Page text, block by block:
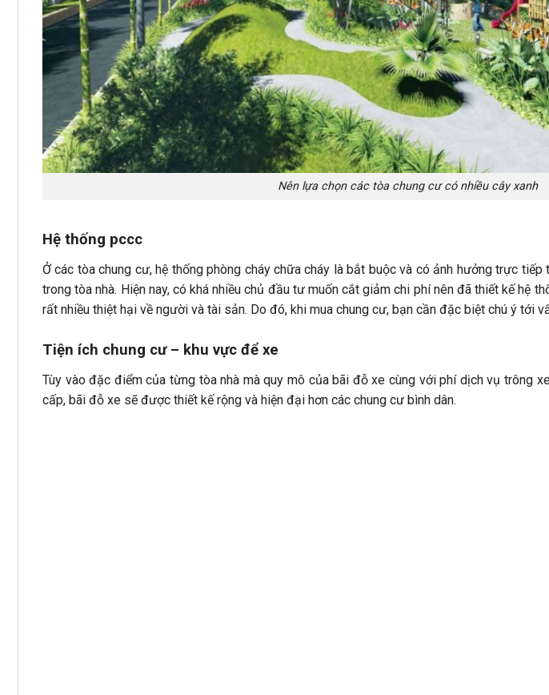
Nên lựa chọn các tòa chung cư có nhiều cây xanh
Hệ thống pccc
Ở các tòa chung cư, hệ thống phòng cháy chữa cháy là bắt buộc và có ảnh hưởng trực
trong tòa nhà. Hiện nay, có khá nhiều chủ đầu tư muốn cắt giảm chi phí nên đã thiết kế hệ
rất nhiều thiệt hại về người và tài sản. Do đó, khi mua chung cư, bạn cần đặc biệt chú ý tới
Tiện ích chung cư – khu vực để xe
Tùy vào đặc điểm của từng tòa nhà mà quy mô của bãi đỗ xe cùng với phí dịch vụ trông
cấp, bãi đỗ xe sẽ được thiết kế rộng và hiện đại hơn các chung cư bình dân.